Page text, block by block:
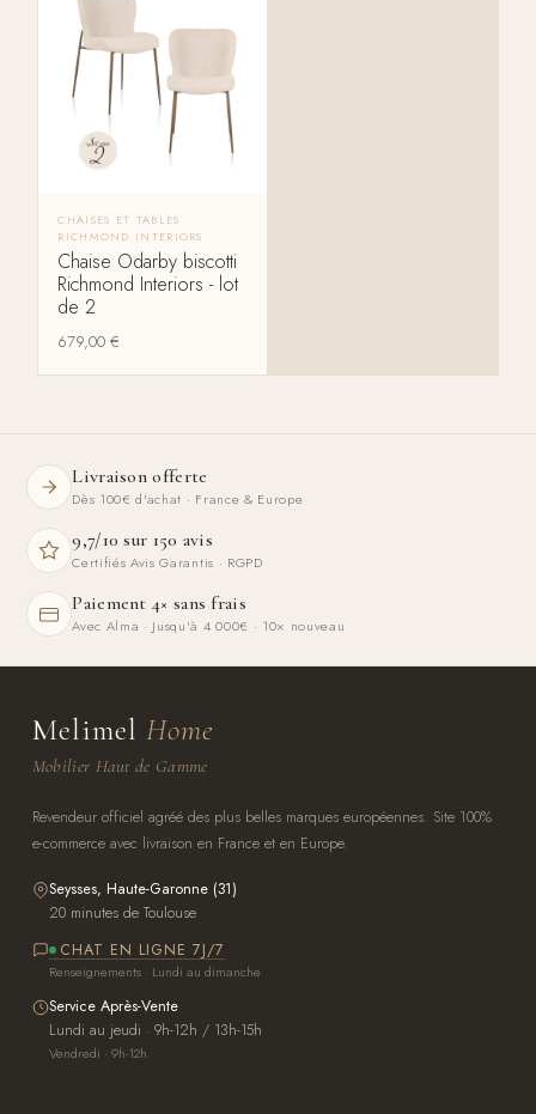
CHAISES ET TABLES
RICHMOND INTERIORS
Chaise Odarby biscotti
Richmond Interiors - lot
de 2
679,00€
Livraison offerte
Dès 100€ d'achat · France & Europe
9,7/10 sur 150 avis
Certifiés Avis Garantis · RGPD
Paiement 4× sans frais
Avec Alma · Jusqu'à 4 000€ · 10× nouveau
Melimel Home
Mobilier Haut de Gamme
Revendeur officiel agréé des plus belles marques européennes. Site 100%
e-commerce avec livraison en France et en Europe.
Seysses, Haute-Garonne (31)
20 minutes de Toulouse
CHAT EN LIGNE 7J/7
Renseignements · Lundi au dimanche
Service Après-Vente
Lundi au jeudi · 9h-12h / 13h-15h
Vendredi · 9h-12h